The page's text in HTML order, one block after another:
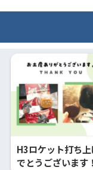
H3ロケット打ち
でとうございます！